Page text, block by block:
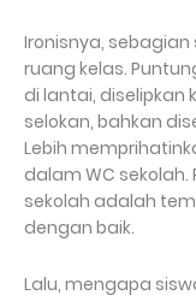
Ironisnya,
ruang kelas.
di lantai, diselipkan
selokan, bahkan
Lebih
dalam WC
sekolah adalah
dengan baik.
Lalu, mengapa